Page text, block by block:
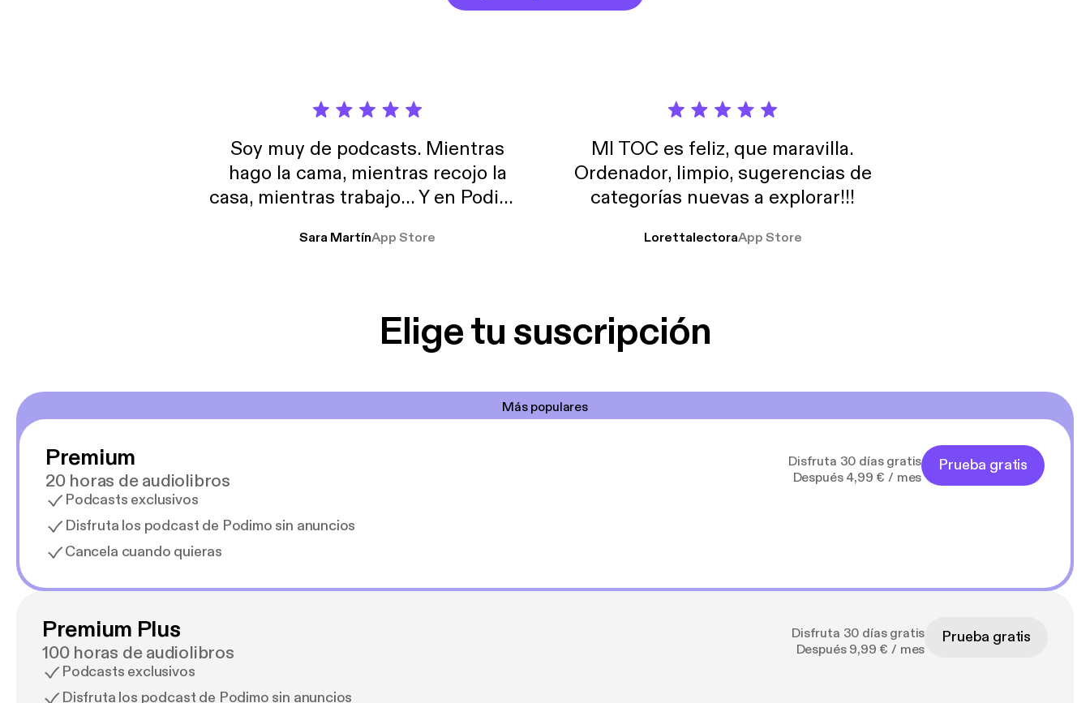
Soy muy de podcasts. Mientras
hago la cama, mientras recojo la
casa, mientras trabajo… Y en Podimo
encantan. De emprendimiento, de
Sara MartínApp Store
MI TOC es feliz, que maravilla.
Ordenador, limpio, sugerencias de
categorías nuevas a explorar!!!
LorettalectoraApp Store
Elige tu suscripción
Más populares
Premium
20 horas de audiolibros
Podcasts exclusivos
Disfruta los podcast de Podimo sin anuncios
Cancela cuando quieras
Disfruta 30 días gratis
Después 4,99 € / mes
Prueba gratis
Premium Plus
100 horas de audiolibros
Podcasts exclusivos
Disfruta los podcast de Podimo sin anuncios
Disfruta 30 días gratis
Después 9,99 € / mes
Prueba gratis